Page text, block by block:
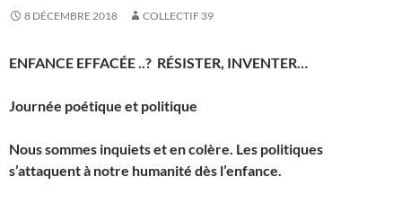
8 DÉCEMBRE 2018 COLLECTIF 39
ENFANCE EFFACÉE ..? RÉSISTER, INVENTER…
Journée poétique et politique
Nous sommes inquiets et en colère. Les politiques
s’attaquent à notre humanité dès l’enfance.